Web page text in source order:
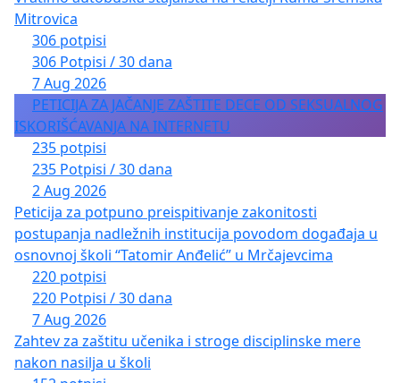
Mitrovica
306 potpisi
306 Potpisi / 30 dana
7 Aug 2026
PETICIJA ZA JAČANJE ZAŠTITE DECE OD SEKSUALNOG
ISKORIŠĆAVANJA NA INTERNETU
235 potpisi
235 Potpisi / 30 dana
2 Aug 2026
Peticija za potpuno preispitivanje zakonitosti
postupanja nadležnih institucija povodom događaja u
osnovnoj školi “Tatomir Anđelić” u Mrčajevcima
220 potpisi
220 Potpisi / 30 dana
7 Aug 2026
Zahtev za zaštitu učenika i stroge disciplinske mere
nakon nasilja u školi